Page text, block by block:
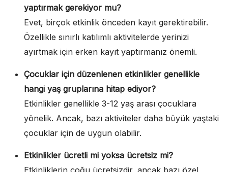
yaptırmak gerekiyor mu?
Evet, birçok etkinlik önceden kayıt gerektirebilir.
Özellikle sınırlı katılımlı aktivitelerde yerinizi
ayırtmak için erken kayıt yaptırmanız önemli.
Çocuklar için düzenlenen etkinlikler genellikle
hangi yaş gruplarına hitap ediyor?
Etkinlikler genellikle 3-12 yaş arası çocuklara
yönelik. Ancak, bazı aktiviteler daha büyük yaştaki
çocuklar için de uygun olabilir.
Etkinlikler ücretli mi yoksa ücretsiz mi?
Etkinliklerin çoğu ücretsizdir, ancak bazı özel